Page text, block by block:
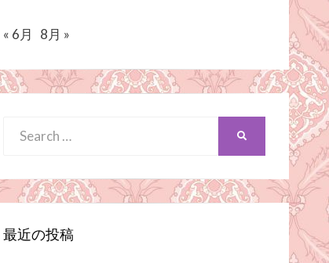
« 6月 8月 »
Search
最近の投稿